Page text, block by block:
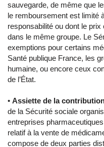
sauvegarde, de même que
le remboursement est limité
responsabilité ou dont le prix
dans le même groupe. Le
exemptions pour certains
Santé publique France, les
humaine, ou encore ceux
de l’État.
• Assiette de la
de la Sécurité sociale
entreprises
relatif à la vente de
compose de deux parties